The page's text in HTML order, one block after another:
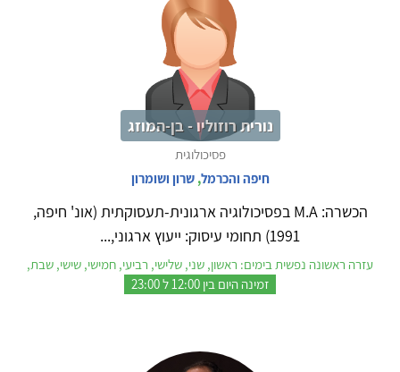
נורית רוזוליו - בן-המוזג
פסיכולוגית
חיפה והכרמל,שרון ושומרון
הכשרה: M.A בפסיכולוגיה ארגונית-תעסוקתית (אונ' חיפה,
1991) תחומי עיסוק: ייעוץ ארגוני,...
עזרה ראשונה נפשית בימים: ראשון, שני, שלישי, רביעי, חמישי, שישי, שבת,
זמינה היום בין 12:00 ל 23:00